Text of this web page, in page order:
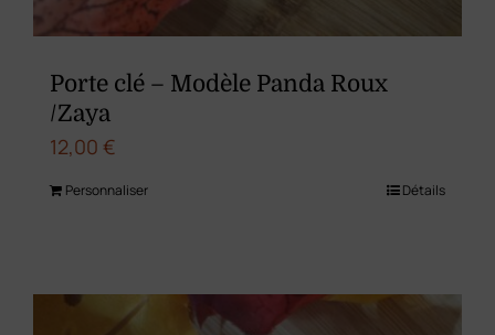
Porte clé – Modèle Panda Roux
/Zaya
12,00 €
Personnaliser Détails